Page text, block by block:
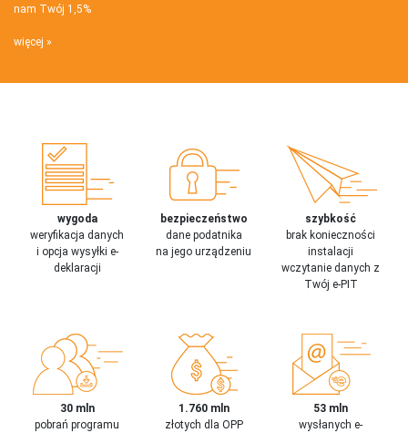
nam Twój 1,5%
więcej
wygoda
weryfikacja danych
i opcja wysyłki e-
deklaracji
bezpieczeństwo
dane podatnika
na jego urządzeniu
szybkość
brak konieczności
instalacji
wczytanie danych z
Twój e-PIT
30 mln
pobrań programu
1.760 mln
złotych dla OPP
53 mln
wysłanych e-